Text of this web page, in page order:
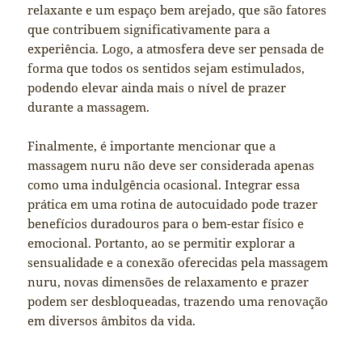
relaxante e um espaço bem arejado, que são fatores
que contribuem significativamente para a
experiência. Logo, a atmosfera deve ser pensada de
forma que todos os sentidos sejam estimulados,
podendo elevar ainda mais o nível de prazer
durante a massagem.
Finalmente, é importante mencionar que a
massagem nuru não deve ser considerada apenas
como uma indulgência ocasional. Integrar essa
prática em uma rotina de autocuidado pode trazer
benefícios duradouros para o bem-estar físico e
emocional. Portanto, ao se permitir explorar a
sensualidade e a conexão oferecidas pela massagem
nuru, novas dimensões de relaxamento e prazer
podem ser desbloqueadas, trazendo uma renovação
em diversos âmbitos da vida.